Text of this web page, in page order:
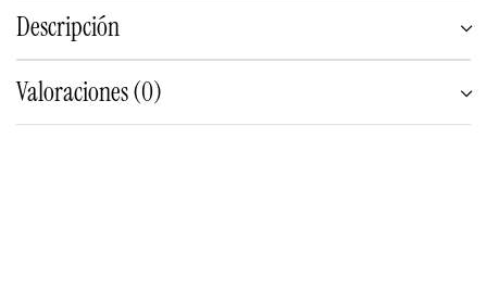
Descripción
Valoraciones (0)